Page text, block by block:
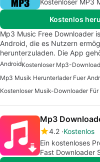
Kostenloser MP3
Kostenlos
Mp3 Music Free Downloader
Android, die es Nutzern
herunterzuladen. Die App
Android
Mp3 Musik Herunterlader Fuer
Mp3
4.2 Kostenlos
Ein kostenloses
Fast Downloader